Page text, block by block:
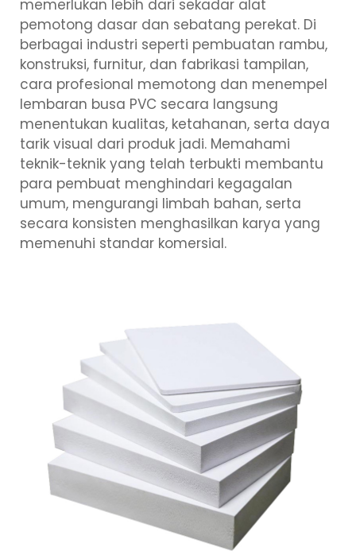
memerlukan lebih dari sekadar alat
pemotong dasar dan sebatang perekat. Di
berbagai industri seperti pembuatan rambu,
konstruksi, furnitur, dan fabrikasi tampilan,
cara profesional memotong dan menempel
lembaran busa PVC secara langsung
menentukan kualitas, ketahanan, serta daya
tarik visual dari produk jadi. Memahami
teknik-teknik yang telah terbukti membantu
para pembuat menghindari kegagalan
umum, mengurangi limbah bahan, serta
secara konsisten menghasilkan karya yang
memenuhi standar komersial.